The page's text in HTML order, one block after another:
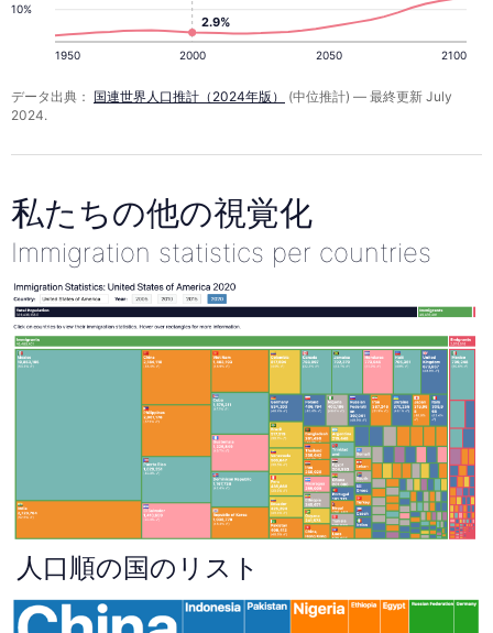
10%
1950 2000 2050 2100
2.9%
データ出典： 国連世界人口推計（2024年版）
(中位推計) — 最終更新 July
2024.
私たちの他の視覚化
Immigration statistics per countries
人口順の国のリスト